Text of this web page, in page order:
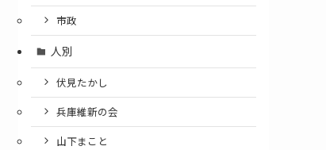
市政
人別
伏見たかし
兵庫維新の会
山下まこと